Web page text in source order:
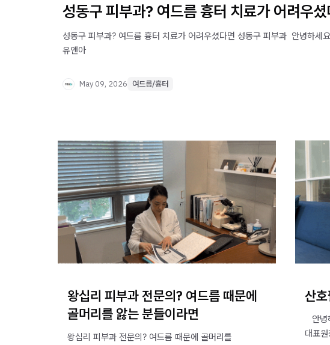
성동구 피부과? 여드름 흉터 치료가 어려우셨
성동구 피부과? 여드름 흉터 치료가 어려우셨다면 성동구 피부과 ​ 안녕하세
유앤아
May 09, 2026 여드름/흉터
왕십리 피부과 전문의? 여드름 때문에
골머리를 앓는 분들이라면
왕십리 피부과 전문의? 여드름 때문에 골머리를
산
안
대표